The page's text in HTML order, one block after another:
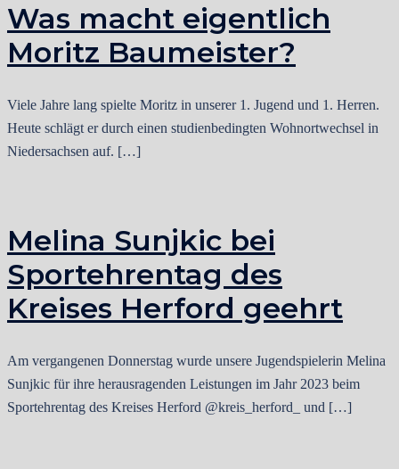
Was macht eigentlich
Moritz Baumeister?
Viele Jahre lang spielte Moritz in unserer 1. Jugend und 1. Herren.
Heute schlägt er durch einen studienbedingten Wohnortwechsel in
Niedersachsen auf. […]
Melina Sunjkic bei
Sportehrentag des
Kreises Herford geehrt
Am vergangenen Donnerstag wurde unsere Jugendspielerin Melina
Sunjkic für ihre herausragenden Leistungen im Jahr 2023 beim
Sportehrentag des Kreises Herford @kreis_herford_ und […]